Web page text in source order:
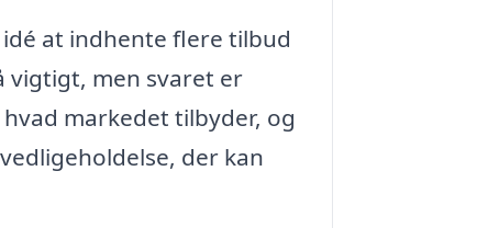
at indhente flere tilbud
vigtigt, men svaret er
markedet tilbyder, og
der kan